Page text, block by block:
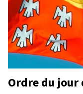
Ordre du